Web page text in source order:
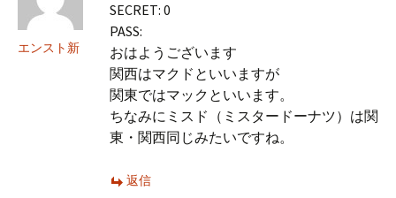
エンスト新
SECRET: 0
PASS:
おはようございます
関西はマクドといいますが
関東ではマックといいます。
ちなみにミスド（ミスタードーナツ）は関
東・関西同じみたいですね。
返信